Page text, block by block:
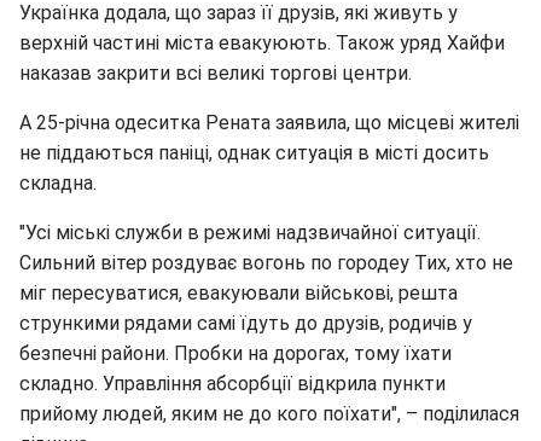
Українка додала, що зараз її друзів, які живуть у
верхній частині міста евакуюють. Також уряд Хайфи
наказав закрити всі великі торгові центри.
А 25-річна одеситка Рената заявила, що місцеві жителі
не піддаються паніці, однак ситуація в місті досить
складна.
"Усі міські служби в режимі надзвичайної ситуації.
Сильний вітер роздуває вогонь по городеу Тих, хто не
міг пересуватися, евакуювали військові, решта
стрункими рядами самі їдуть до друзів, родичів у
безпечні райони. Пробки на дорогах, тому їхати
складно. Управління абсорбції відкрила пункти
прийому людей, яким не до кого поїхати", – поділилася